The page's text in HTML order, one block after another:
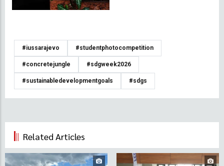
#iussarajevo #studentphotocompetition
#concretejungle #sdgweek2026
#sustainabledevelopmentgoals #sdgs
Related Articles